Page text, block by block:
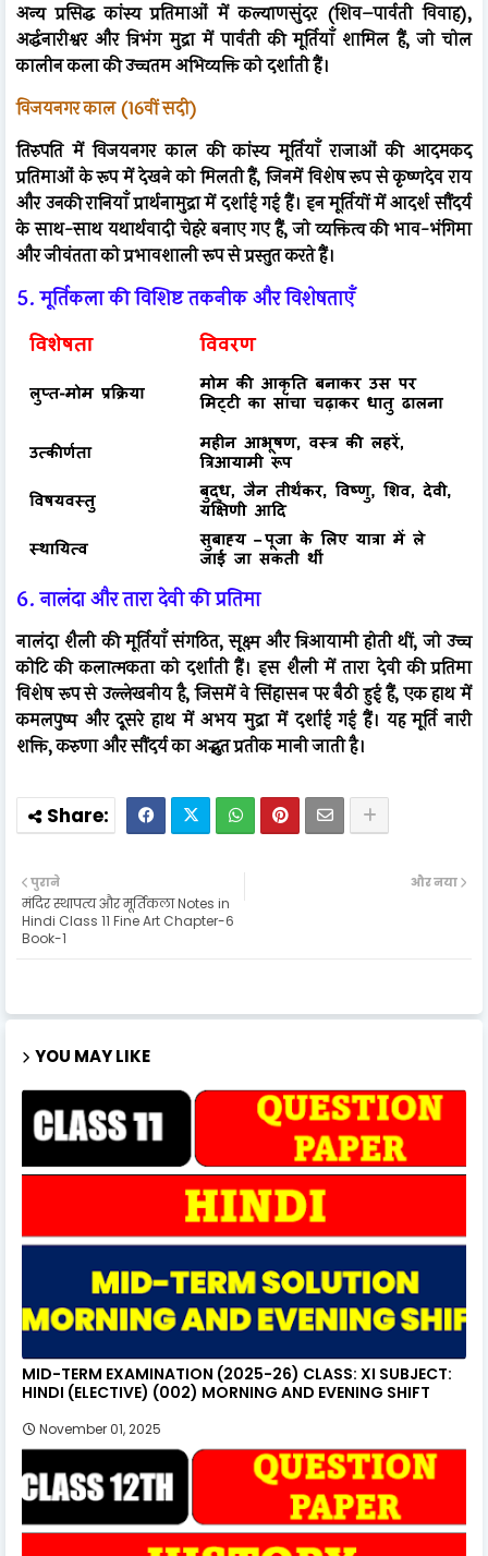
अन्य प्रसिद्ध कांस्य प्रतिमाओं में कल्याणसुंदर (शिव–पार्वती विवाह),
अर्द्धनारीश्वर और त्रिभंग मुद्रा में पार्वती की मूर्तियाँ शामिल हैं, जो चोल
कालीन कला की उच्चतम अभिव्यक्ति को दर्शाती हैं।
विजयनगर काल (16वीं सदी)
तिरुपति में विजयनगर काल की कांस्य मूर्तियाँ राजाओं की आदमकद
प्रतिमाओं के रूप में देखने को मिलती हैं, जिनमें विशेष रूप से कृष्णदेव राय
और उनकी रानियाँ प्रार्थनामुद्रा में दर्शाई गई हैं। इन मूर्तियों में आदर्श सौंदर्य
के साथ-साथ यथार्थवादी चेहरे बनाए गए हैं, जो व्यक्तित्व की भाव-भंगिमा
और जीवंतता को प्रभावशाली रूप से प्रस्तुत करते हैं।
5. मूर्तिकला की विशिष्ट तकनीक और विशेषताएँ
6. नालंदा और तारा देवी की प्रतिमा
नालंदा शैली की मूर्तियाँ संगठित, सूक्ष्म और त्रिआयामी होती थीं, जो उच्च
कोटि की कलात्मकता को दर्शाती हैं। इस शैली में तारा देवी की प्रतिमा
विशेष रूप से उल्लेखनीय है, जिसमें वे सिंहासन पर बैठी हुई हैं, एक हाथ में
कमलपुष्प और दूसरे हाथ में अभय मुद्रा में दर्शाई गई हैं। यह मूर्ति नारी
शक्ति, करुणा और सौंदर्य का अद्भुत प्रतीक मानी जाती है।
और नया
पुराने
मंदिर स्थापत्य और मूर्तिकला Notes in
Hindi Class 11 Fine Art Chapter-6
Book-1
YOU MAY LIKE
MID-TERM EXAMINATION (2025-26) CLASS: XI SUBJECT:
HINDI (ELECTIVE) (002) MORNING AND EVENING SHIFT
November 01, 2025